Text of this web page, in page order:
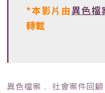
*本影片由異色檔
轉載
異色檔案 ﹒ 社會案件回顧